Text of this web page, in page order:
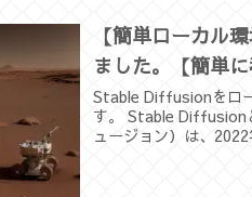
【簡単ローカル
ました。【簡単に
Stable Diffusionをロ
す。 Stable Diffusion
ュージョン）は、